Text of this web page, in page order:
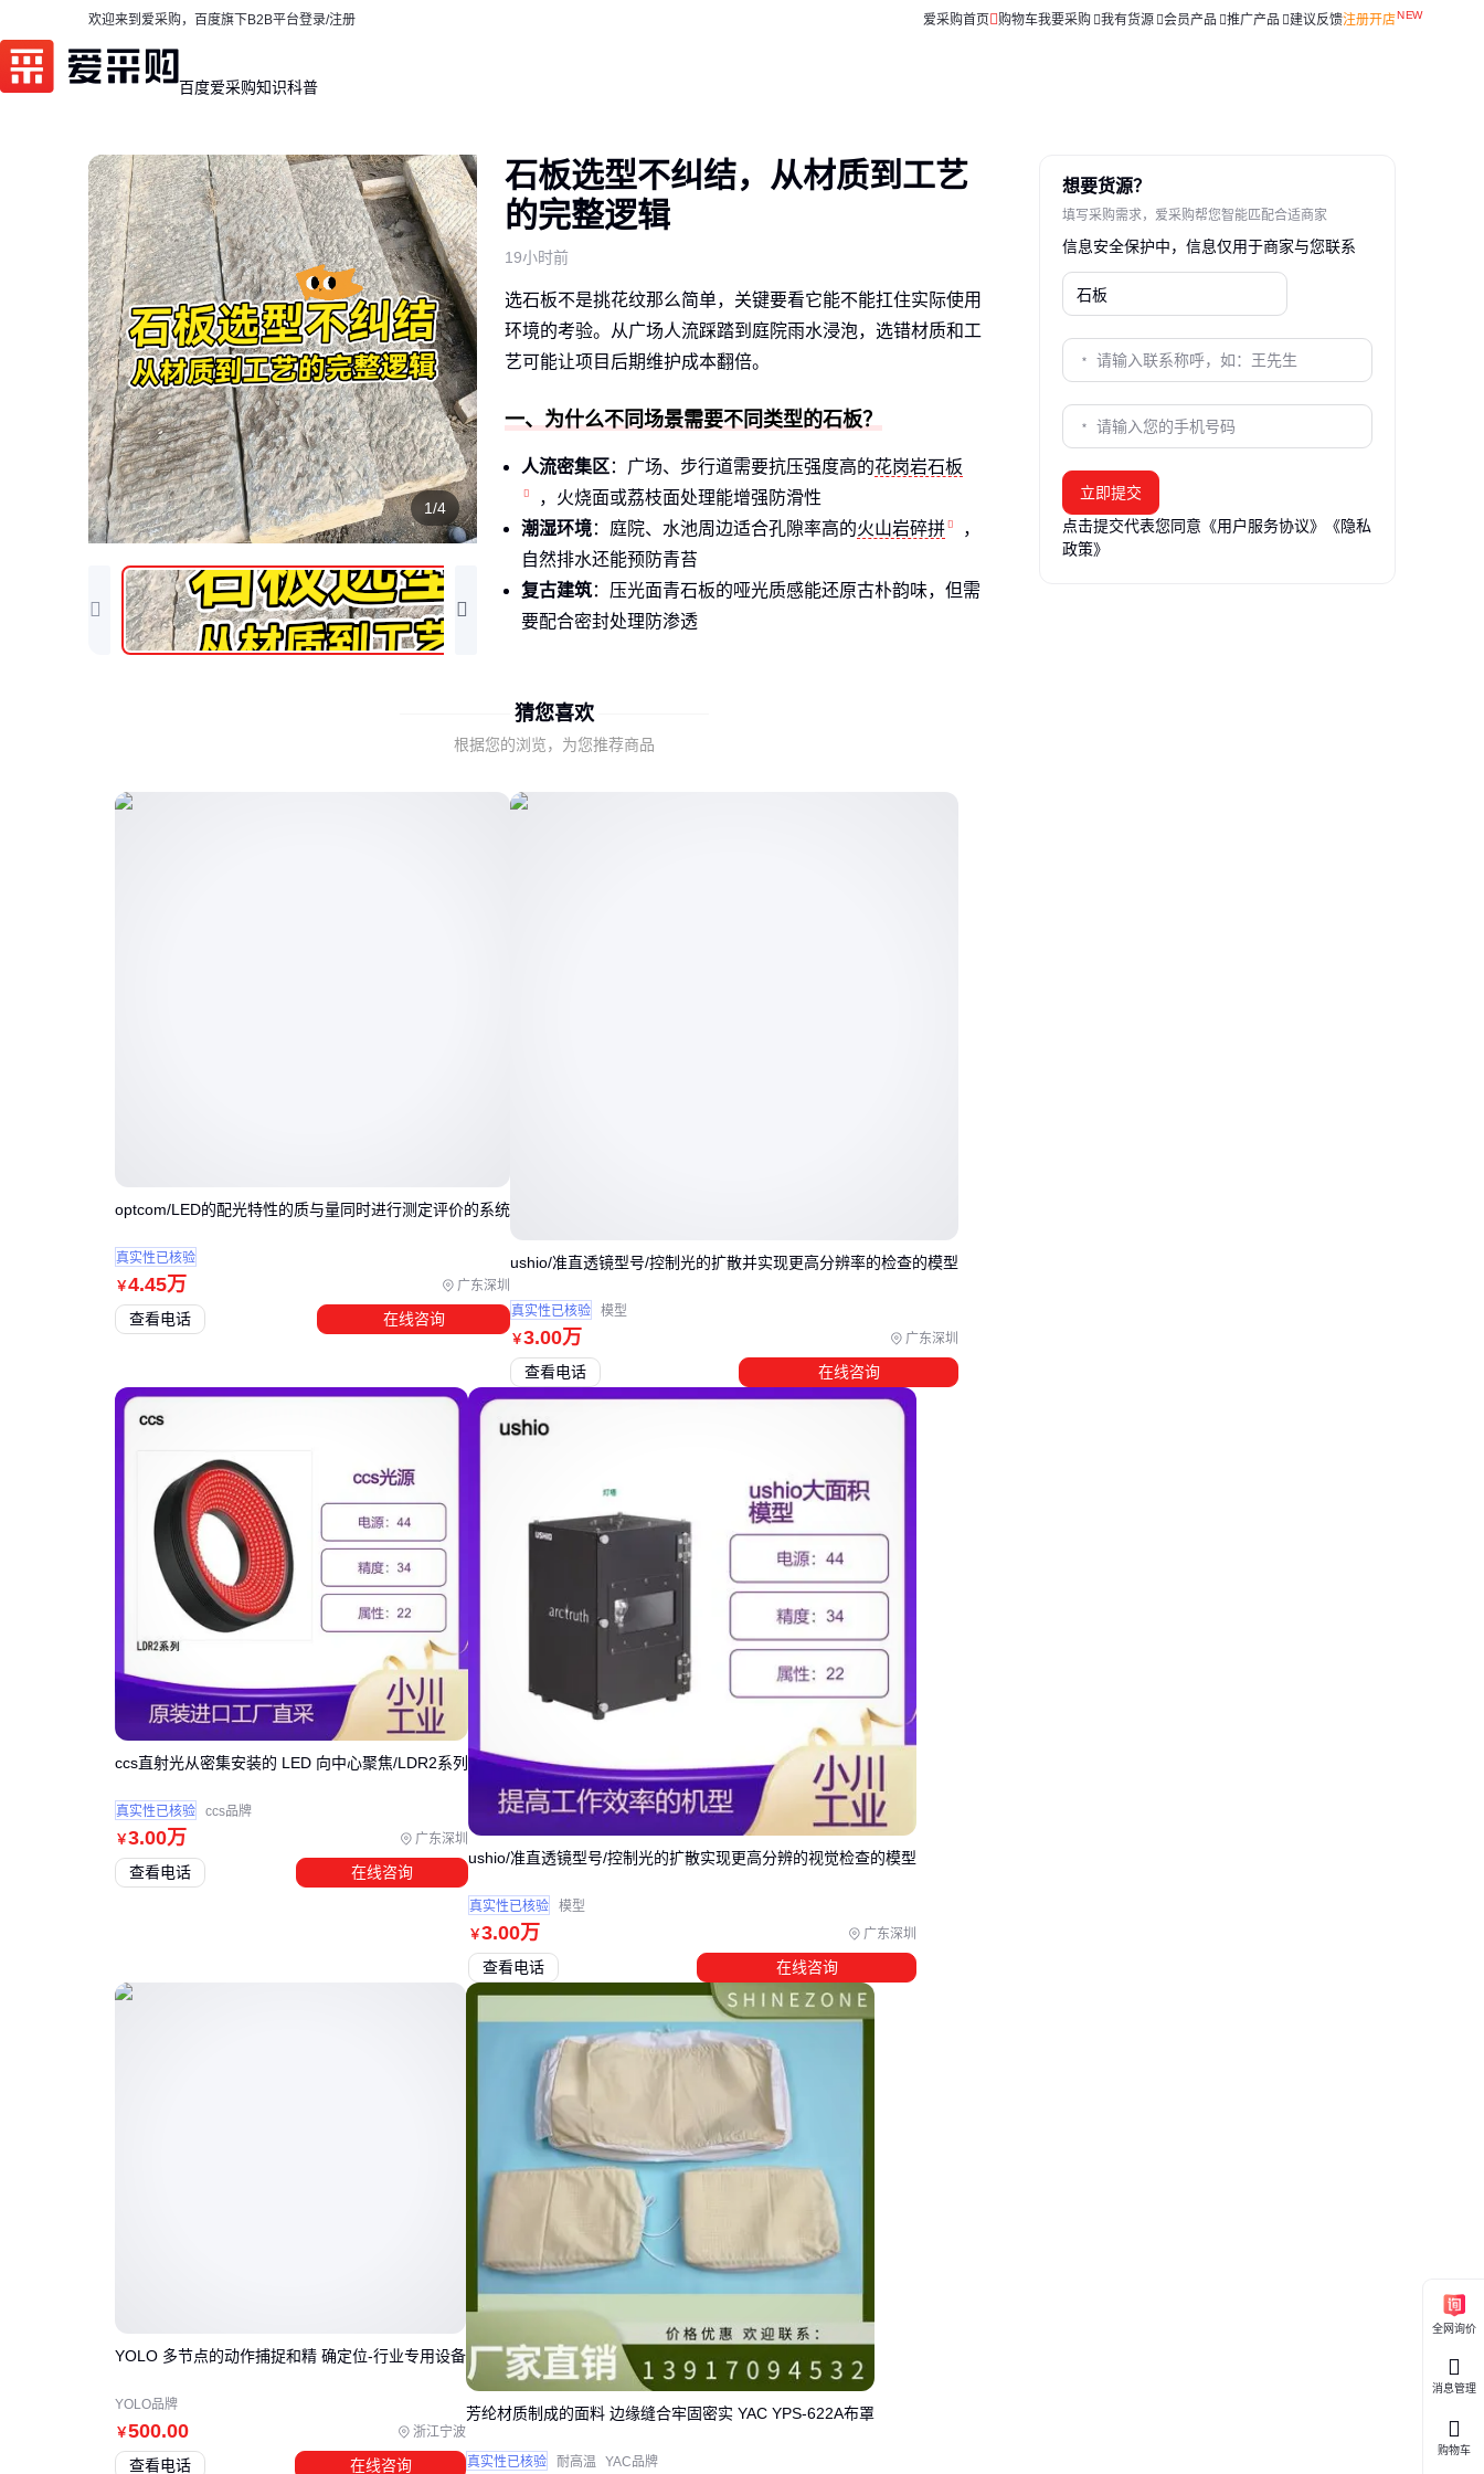
欢迎来到爱采购，百度旗下B2B平台登录/注册 爱采购首页 购物车我要采购 我有货源 会员产品 推广产品 建议反馈注册开店
百度爱采购知识科普
1/4
石板选型不纠结，从材质到工艺
的完整逻辑
19小时前
选石板不是挑花纹那么简单，关键要看它能不能扛住实际使用
环境的考验。从广场人流踩踏到庭院雨水浸泡，选错材质和工
艺可能让项目后期维护成本翻倍。
一、为什么不同场景需要不同类型的石板？
人流密集区 ：广场、步行道需要抗压强度高的花岗岩石板
，火烧面或荔枝面处理能增强防滑性
潮湿环境：庭院、水池周边适合孔隙率高的火山岩碎拼
，
自然排水还能预防青苔
复古建筑：压光面青石板的哑光质感能还原古朴韵味，但需
要配合密封处理防渗透
轻松用上十年。表面处理工艺决定的不只是美观度，更是长期
二、从材质到表面处理，如何判断石板的适用性？
芝麻灰花岗岩抗风化强，适合户外长期暴露环境，但冷色调
可能不适合温馨庭院
青石系
青石板压光面
的古朴感适合文化景区，需注意定期密封养
护
火山岩类
石灰石系
质地较软容易雕刻造型，但耐酸碱性弱，不适合工业区
大理石类
装饰性强但耐磨度一般，更适合室内墙面而非地铺
部分掺入石英砂的复合石板，性价比高但缺乏天然纹理
四、石板铺装后，这些配套产品能让效果更持久
防护层：石材密封剂
要选渗透型而非成膜型，避免后期脱
皮
定期养护
特别注意：密封施工前必须确保石板完全干燥，否则会锁住水
五、石板日常维护容易被忽略的三个关键点
清洁方式 ：避免用金属刷刮擦， 石材抛光机
是正确选择
除苔时机：发现青苔苗头就要处理，等蔓延开可能腐蚀石材
冬季防护
：撒融雪剂后需及时冲洗，氯离子会破坏晶体结构
石材切割机
虽然能修整边角，但非专业人员操作容易崩
边，建议返厂加工。
选石板本质是匹配场景需求的过程，先明确使用环境再考虑美
观度。广场人流区重点看花岗岩火烧板
石板，庭院绿化带则适合 火山岩碎拼 的生态特性。
猜您喜欢
根据您的浏览，为您推荐商品
￥4.45万 广东深圳
optcom/LED的配光特性的质与量同时进行测定评价的系统
真实性已核验
查看电话 在线咨询
￥3.00万 广东深圳
ushio/准直透镜型号/控制光的扩散并实现更高分辨率的检查的模型
真实性已核验 模型
查看电话 在线咨询
￥3.00万 广东深圳
ccs直射光从密集安装的 LED 向中心聚焦/LDR2系列
真实性已核验 ccs品牌
查看电话 在线咨询
￥3.00万 广东深圳
ushio/准直透镜型号/控制光的扩散实现更高分辨的视觉检查的模型
真实性已核验 模型
查看电话 在线咨询
￥500.00 浙江宁波
YOLO 多节点的动作捕捉和精 确定位-行业专用设备
YOLO品牌
查看电话 在线咨询
芳纶材质制成的面料 边缘缝合牢固密实 YAC YPS-622A布罩
真实性已核验 耐高温 YAC品牌
想要货源？
填写采购需求，爱采购帮您智能匹配合适商家
信息安全保护中，信息仅用于商家与您联系
立即提交
点击提交代表您同意 《用户服务协议》
《隐私
政策》
全网询价
消息管理
购物车